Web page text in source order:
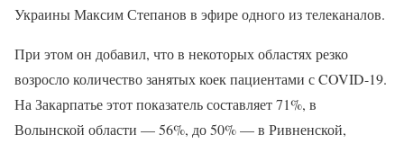
Украины Максим Степанов в эфире одного из телеканалов.
При этом он добавил, что в некоторых областях резко
возросло количество занятых коек пациентами с COVID-19.
На Закарпатье этот показатель составляет 71%, в
Волынской области — 56%, до 50% — в Ривненской,